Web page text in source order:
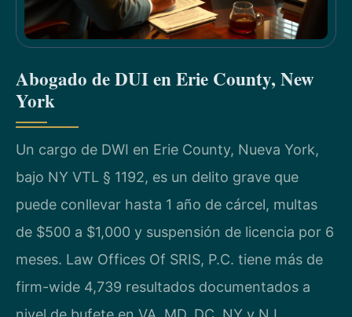
Abogado de DUI en Erie County, New
York
Un cargo de DWI en Erie County, Nueva York,
bajo NY VTL § 1192, es un delito grave que
puede conllevar hasta 1 año de cárcel, multas
de $500 a $1,000 y suspensión de licencia por 6
meses. Law Offices Of SRIS, P.C. tiene más de
firm-wide 4,739 resultados documentados a